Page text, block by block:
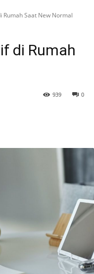
Rumah Saat New Normal
di Rumah
0
939